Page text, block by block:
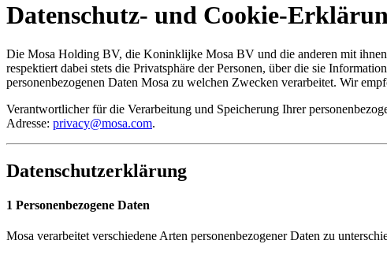
Datenschutz- und Cookie-
Die Mosa Holding BV, die Koninklijke Mosa BV und die anderen mit ihnen
respektiert dabei stets die Privatsphäre der Personen, über die sie
personenbezogenen Daten Mosa zu welchen Zwecken verarbeitet. Wir
Verantwortlicher für die Verarbeitung und Speicherung Ihrer
Adresse: privacy@mosa.com.
Datenschutzerklärung
1 Personenbezogene Daten
Mosa verarbeitet verschiedene Arten personenbezogener Daten zu